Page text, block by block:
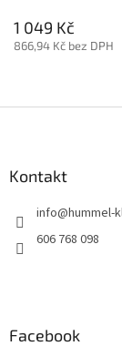
1 049 Kč
866,94 Kč bez DPH
Kontakt
info@hummel-
606 768 098
Facebook